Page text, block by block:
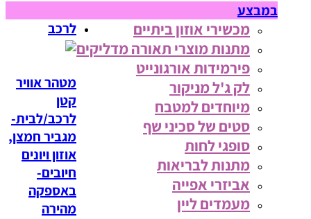
במבצע
מכשירי אוזון ביתיים
מתנות מוצרי תאורה מדליקים
פירמידות אורגונייט
לק ג'ל מניקור
מיוחדים למטבח
סטים של סכיני שף
סופגי לחות
מתנות לבריאות
אביזרי אפייה
מעמדים ליין
לרכב
מטהר אוויר
קטן
לרכב/לבית-
מגביר חמצן,
אוזון ויונים
חיובים-
באספקה
מהירה